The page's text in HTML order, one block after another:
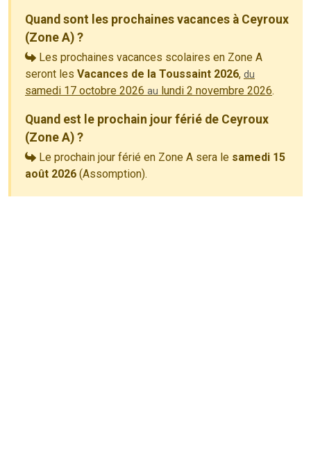
Quand sont les prochaines vacances à Ceyroux
(Zone A) ?
Les prochaines vacances scolaires en Zone A
seront les Vacances de la Toussaint 2026, du
samedi 17 octobre 2026 au lundi 2 novembre 2026.
Quand est le prochain jour férié de Ceyroux
(Zone A) ?
Le prochain jour férié en Zone A sera le samedi 15
août 2026 (Assomption).